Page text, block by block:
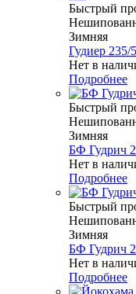
Быстрый
Зимняя
Гудиер
Нет в
Подробнее
Быстрый
Зимняя
БФ Гудрич
Нет в
Подробнее
Быстрый
Зимняя
БФ Гудрич
Нет в
Подробнее